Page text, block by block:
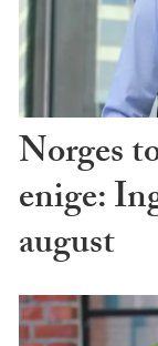
Norges
enige:
august